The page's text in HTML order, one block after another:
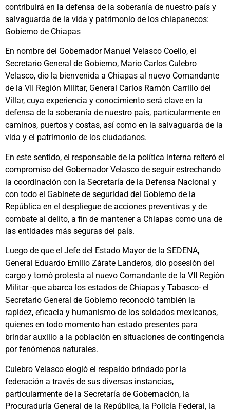
contribuirá en la defensa de la soberanía de nuestro país y
salvaguarda de la vida y patrimonio de los chiapanecos:
Gobierno de Chiapas
En nombre del Gobernador Manuel Velasco Coello, el
Secretario General de Gobierno, Mario Carlos Culebro
Velasco, dio la bienvenida a Chiapas al nuevo Comandante
de la VII Región Militar, General Carlos Ramón Carrillo del
Villar, cuya experiencia y conocimiento será clave en la
defensa de la soberanía de nuestro país, particularmente en
caminos, puertos y costas, así como en la salvaguarda de la
vida y el patrimonio de los ciudadanos.
En este sentido, el responsable de la política interna reiteró el
compromiso del Gobernador Velasco de seguir estrechando
la coordinación con la Secretaría de la Defensa Nacional y
con todo el Gabinete de seguridad del Gobierno de la
República en el despliegue de acciones preventivas y de
combate al delito, a fin de mantener a Chiapas como una de
las entidades más seguras del país.
Luego de que el Jefe del Estado Mayor de la SEDENA,
General Eduardo Emilio Zárate Landeros, dio posesión del
cargo y tomó protesta al nuevo Comandante de la VII Región
Militar -que abarca los estados de Chiapas y Tabasco- el
Secretario General de Gobierno reconoció también la
rapidez, eficacia y humanismo de los soldados mexicanos,
quienes en todo momento han estado presentes para
brindar auxilio a la población en situaciones de contingencia
por fenómenos naturales.
Culebro Velasco elogió el respaldo brindado por la
federación a través de sus diversas instancias,
particularmente de la Secretaría de Gobernación, la
Procuraduría General de la República, la Policía Federal, la